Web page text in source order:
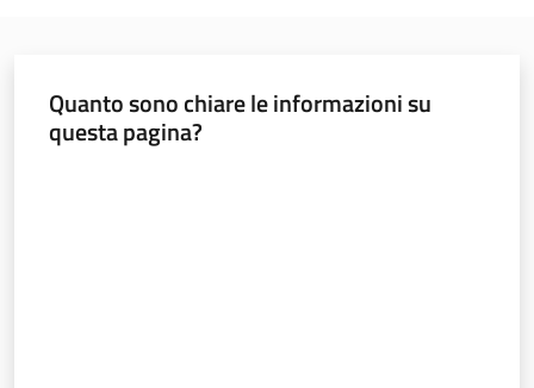
Servizi
Quanto sono chiare le informazioni su
questa pagina?